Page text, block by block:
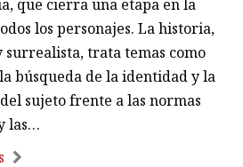
tambor de la lavadora junto a
de su amada. Este ratón
decisivo para el buen final de
que cierra una etapa en la
los personajes. La historia,
surrealista, trata temas como
búsqueda de la identidad y la